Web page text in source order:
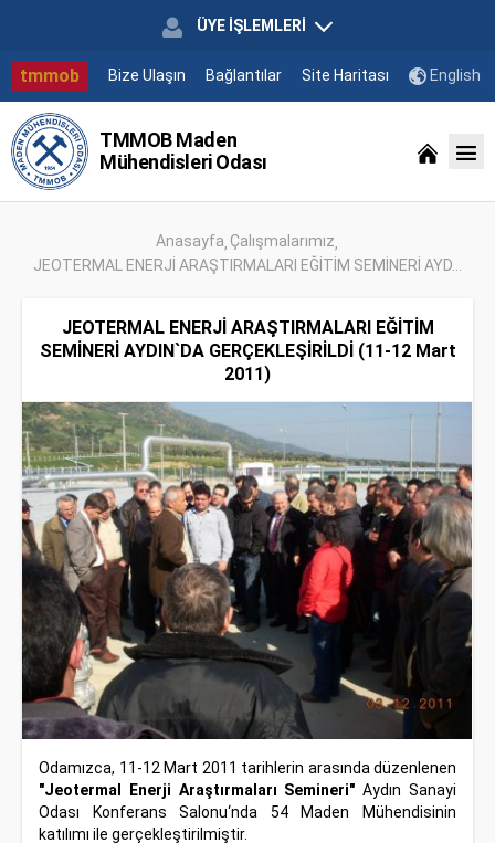
ÜYE İŞLEMLERİ
tmmob Bize Ulaşın Bağlantılar Site Haritası English
TMMOB Maden
Mühendisleri Odası
Anasayfa Çalışmalarımız
JEOTERMAL ENERJİ ARAŞTIRMALARI EĞİTİM SEMİNERİ AYD...
JEOTERMAL ENERJİ ARAŞTIRMALARI EĞİTİM
SEMİNERİ AYDIN`DA GERÇEKLEŞİRİLDİ (11-12 Mart
2011)
Odamızca, 11-12 Mart 2011 tarihlerin arasında düzenlenen
"Jeotermal Enerji Araştırmaları Semineri" Aydın Sanayi
Odası Konferans Salonu‘nda 54 Maden Mühendisinin
katılımı ile gerçekleştirilmiştir.